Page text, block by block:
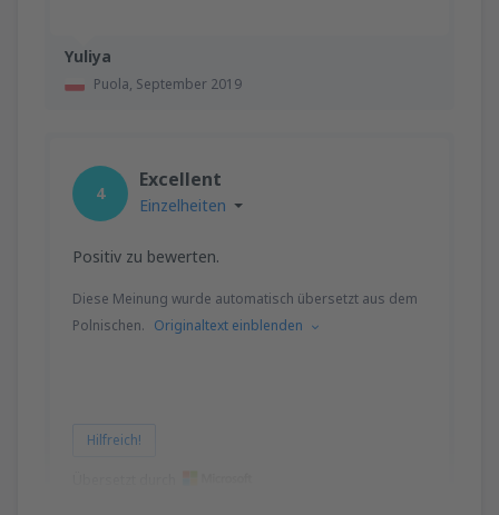
Yuliya
Puola, September 2019
4
Excellent
Einzelheiten
Positiv zu bewerten.
Diese Meinung wurde automatisch übersetzt aus dem
Polnischen. Originaltext einblenden
Hilfreich!